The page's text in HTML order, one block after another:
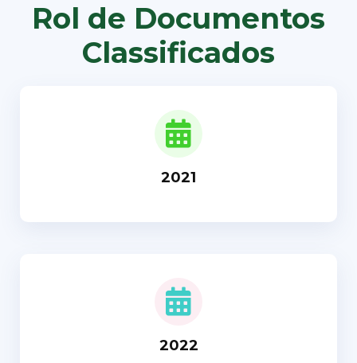
Rol de Documentos
Classificados
2021
2022